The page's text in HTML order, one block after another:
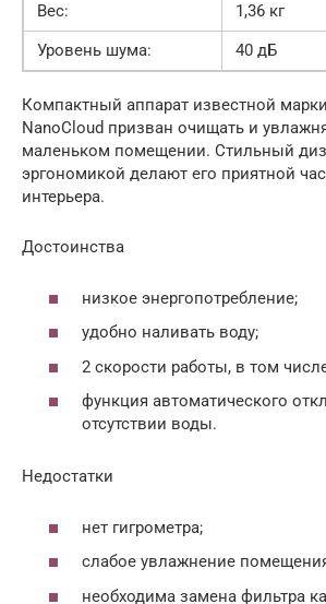
Вес:
1,36 кг
Уровень шума:
40 дБ
Компактный аппарат известной
NanoCloud призван очищать и
маленьком помещении. Стильный
эргономикой делают его приятной
интерьера.
Достоинства
низкое энергопотребление;
удобно наливать воду;
2 скорости работы, в том
функция автоматического
отсутствии воды.
Недостатки
нет гигрометра;
слабое увлажнение
необходима замена фильтра